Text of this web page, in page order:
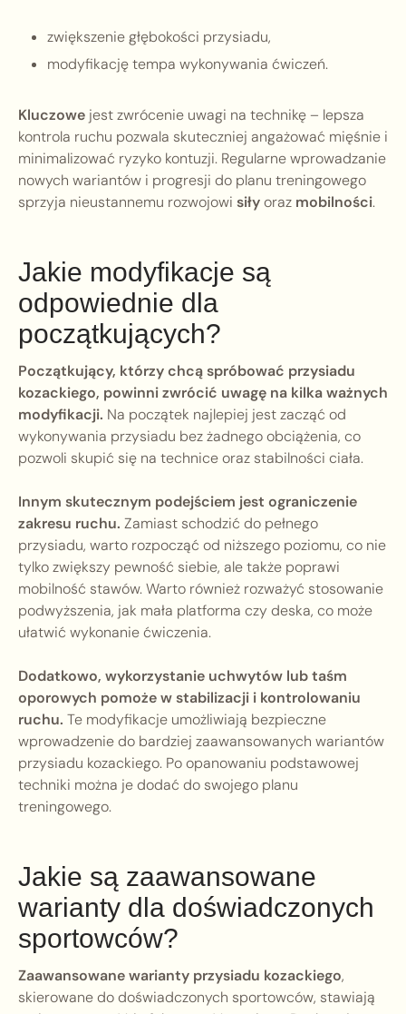
zwiększenie głębokości przysiadu,
modyfikację tempa wykonywania ćwiczeń.
Kluczowe jest zwrócenie uwagi na technikę – lepsza
kontrola ruchu pozwala skuteczniej angażować mięśnie i
minimalizować ryzyko kontuzji. Regularne wprowadzanie
nowych wariantów i progresji do planu treningowego
sprzyja nieustannemu rozwojowi siłyoraz mobilności.
Jakie modyfikacje są
odpowiednie dla
początkujących?
Początkujący, którzy chcą spróbować przysiadu
kozackiego, powinni zwrócić uwagę na kilka ważnych
modyfikacji. Na początek najlepiej jest zacząć od
wykonywania przysiadu bez żadnego obciążenia, co
pozwoli skupić się na technice oraz stabilności ciała.
Innym skutecznym podejściem jest ograniczenie
zakresu ruchu. Zamiast schodzić do pełnego
przysiadu, warto rozpocząć od niższego poziomu, co nie
tylko zwiększy pewność siebie, ale także poprawi
mobilność stawów. Warto również rozważyć stosowanie
podwyższenia, jak mała platforma czy deska, co może
ułatwić wykonanie ćwiczenia.
Dodatkowo, wykorzystanie uchwytów lub taśm
oporowych pomoże w stabilizacji i kontrolowaniu
ruchu. Te modyfikacje umożliwiają bezpieczne
wprowadzenie do bardziej zaawansowanych wariantów
przysiadu kozackiego. Po opanowaniu podstawowej
techniki można je dodać do swojego planu
treningowego.
Jakie są zaawansowane
warianty dla doświadczonych
sportowców?
Zaawansowane warianty przysiadu kozackiego,
skierowane do doświadczonych sportowców, stawiają